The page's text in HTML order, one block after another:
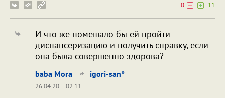
0
11
И что же помешало бы ей пройти
диспансеризацию и получить справку, если
она была совершенно здорова?
baba Mora igori-san°
26.04.20
02:11